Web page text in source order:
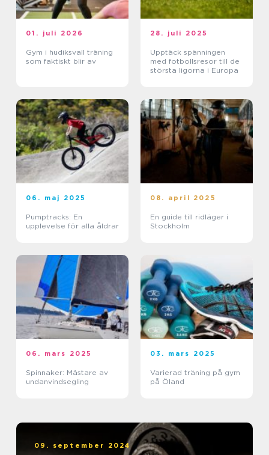
01. juli 2026
Gym i hudiksvall träning
som faktiskt blir av
28. juli 2025
Upptäck spänningen
med fotbollsresor till de
största ligorna i Europa
06. maj 2025
Pumptracks: En
upplevelse för alla åldrar
08. april 2025
En guide till ridläger i
Stockholm
06. mars 2025
Spinnaker: Mästare av
undanvindsegling
03. mars 2025
Varierad träning på gym
på Öland
09. september 2024